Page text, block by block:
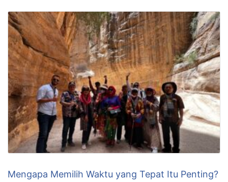
Mengapa Memilih Waktu yang Tepat Itu Penting?